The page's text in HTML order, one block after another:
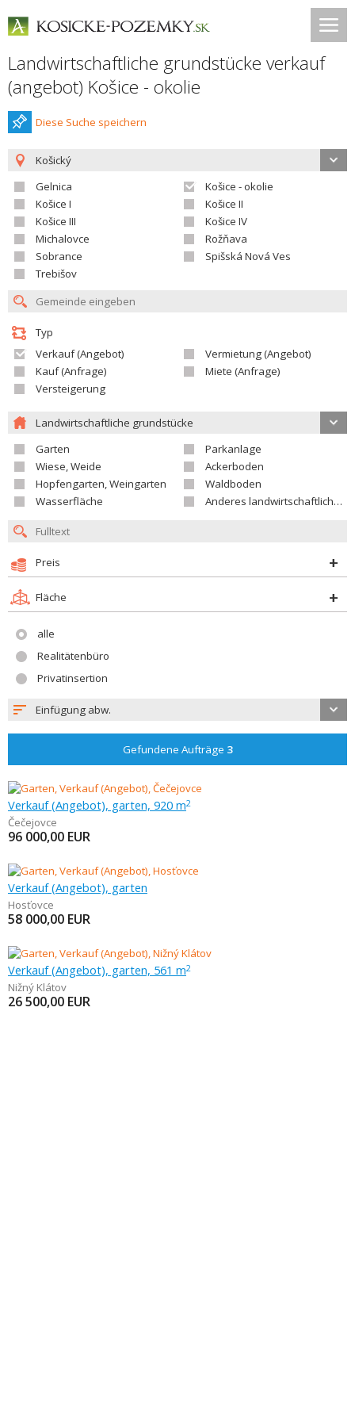
Landwirtschaftliche grundstücke verkauf
(angebot) Košice - okolie
Diese Suche speichern
Košický
Gelnica
Košice - okolie
Košice I
Košice II
Košice III
Košice IV
Michalovce
Rožňava
Sobrance
Spišská Nová Ves
Trebišov
Typ
Verkauf (Angebot)
Vermietung (Angebot)
Kauf (Anfrage)
Miete (Anfrage)
Versteigerung
Landwirtschaftliche grundstücke
Garten
Parkanlage
Wiese, Weide
Ackerboden
Hopfengarten, Weingarten
Waldboden
Wasserfläche
Anderes landwirtschaftliches Grundstück
Preis
Fläche
alle
Realitätenbüro
Privatinsertion
Einfügung abw.
Gefundene Aufträge 3
Verkauf (Angebot), garten, 920 m2
Čečejovce
96 000,00 EUR
Verkauf (Angebot), garten
Hosťovce
58 000,00 EUR
Verkauf (Angebot), garten, 561 m2
Nižný Klátov
26 500,00 EUR